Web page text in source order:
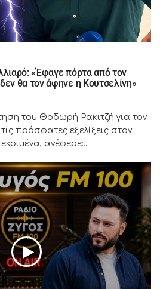
«Έφαγε πόρτα από τον
θα τον άφηνε η Κουτσελίνη»
του Θοδωρή Ρακιτζή για τον
πρόσφατες εξελίξεις στον
ανέφερε:...